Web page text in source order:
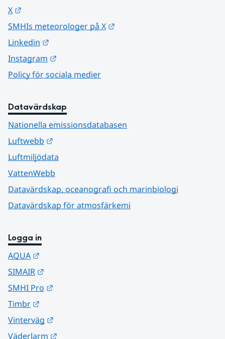
X
SMHIs meteorologer på X
Linkedin
Instagram
Policy för sociala medier
Datavärdskap
Nationella emissionsdatabasen
Luftwebb
Luftmiljödata
VattenWebb
Datavärdskap, oceanografi och marinbiologi
Datavärdskap för atmosfärkemi
Logga in
AQUA
SIMAIR
SMHI Pro
Timbr
Vinterväg
Väderlarm